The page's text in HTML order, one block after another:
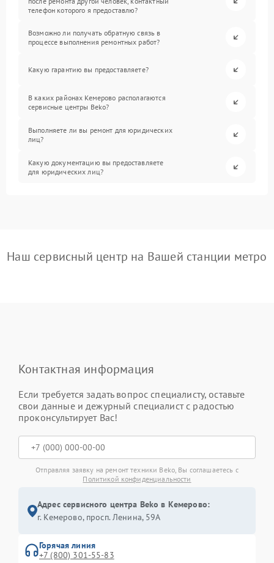
телефон которого я предоставлю?
Возможно ли получать обратную связь в
процессе выполнения ремонтных работ?
Какую гарантию вы предоставляете?
В каких районах Кемерово располагаются
сервисные центры Beko?
Выполняете ли вы ремонт для юридических
лиц?
Какую документацию вы предоставляете
для юридических лиц?
Наш сервисный центр на Вашей станции метро
Контактная информация
Если требуется задать вопрос специалисту, оставьте
свои данные и дежурный специалист с радостью
проконсультирует Вас!
Отправляя заявку на ремонт техники Beko, Вы соглашаетесь с
Политикой конфиденциальности
Адрес сервисного центра Beko в Кемерово:
г. Кемерово, просп. Ленина, 59А
Горячая линия
+7 (800) 301-55-83